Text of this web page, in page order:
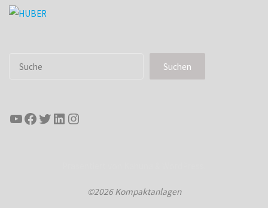
Suchen Suchen
YouTube
Facebook
Twitter
LinkedIn
Instagram
©2026 Kompaktanlagen